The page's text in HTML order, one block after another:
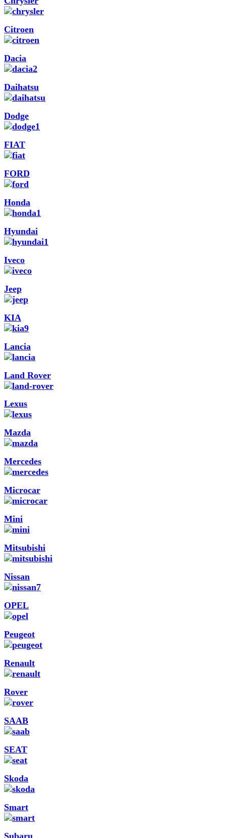
Citroen
Dacia
Daihatsu
Dodge
FIAT
FORD
Honda
Hyundai
Iveco
Jeep
KIA
Lancia
Land Rover
Lexus
Mazda
Mercedes
Microcar
Mini
Mitsubishi
Nissan
OPEL
Peugeot
Renault
Rover
SAAB
SEAT
Skoda
Smart
Subaru